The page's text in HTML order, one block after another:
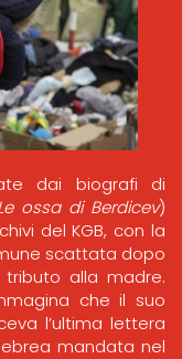
dai biografi di
ossa di Berdicev)
del KGB, con la
scattata dopo
alla madre.
che il suo
l’ultima lettera
mandata nel